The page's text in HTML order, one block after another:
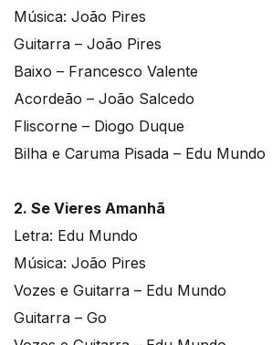
Música: João Pires
Guitarra – João Pires
Baixo – Francesco Valente
Acordeão – João Salcedo
Fliscorne – Diogo Duque
Bilha e Caruma Pisada – Edu Mundo
2. Se Vieres Amanhã
Letra: Edu Mundo
Música: João Pires
Vozes e Guitarra – Edu Mundo
Guitarra – Go